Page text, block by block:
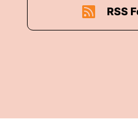
RSS